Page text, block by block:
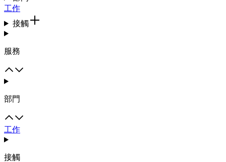
工作
接觸
服務
部門
工作
接觸